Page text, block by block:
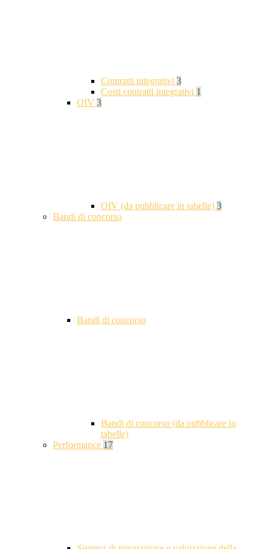
Contratti integrativi 3
Costi contratti integrativi 1
OIV 3
OIV (da pubblicare in tabelle) 3
Bandi di concorso
Bandi di concorso
Bandi di concorso (da pubblicare in
tabelle)
Performance 17